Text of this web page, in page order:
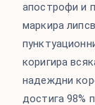
апострофи и
маркира
коригира
надеждни
достига 98%